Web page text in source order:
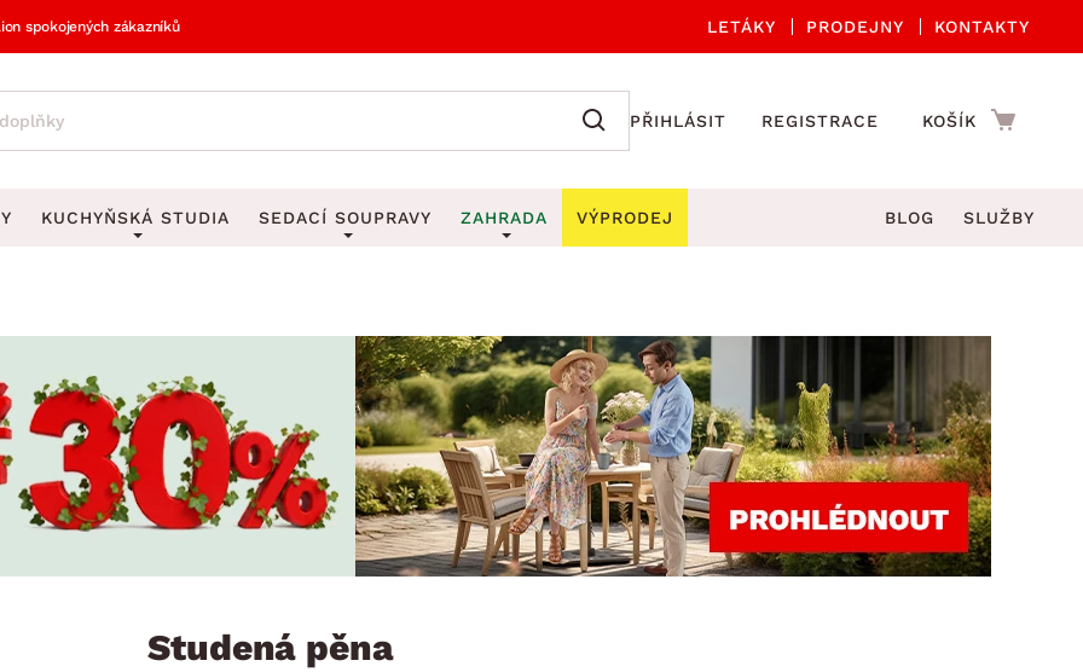
spokojených zákazníků LETÁKY PRODEJNY KONTAKTY
PŘIHLÁSIT REGISTRACE KOŠÍK
Obrazy
Hodiny
Vázy
Zobrazit vše
Věšáky na klíče
Stojany na deštníky
Stojany na noviny
Stojany na oblečení
Zobrazit vše
Kuchyňské příslušenství
Koupelnové doplňky
Zahradní doplňky
ZAHRADNÍ DOPLŇKY VÁNOCE
KUCHYŇSKÁ STUDIA SEDACÍ SOUPRAVY
Rohové sedací soupravy
Sedací soupravy 3-2-1
Sedací soupravy na míru
ZAHRADA
Zahradní židle a křesla
Zahradní lavice
Zahradní stoly
Zahradní houpačky
Zahradní lehátka
Zahradní doplňky
VÝPRODEJ BLOG SLUŽBY
Studená pěna